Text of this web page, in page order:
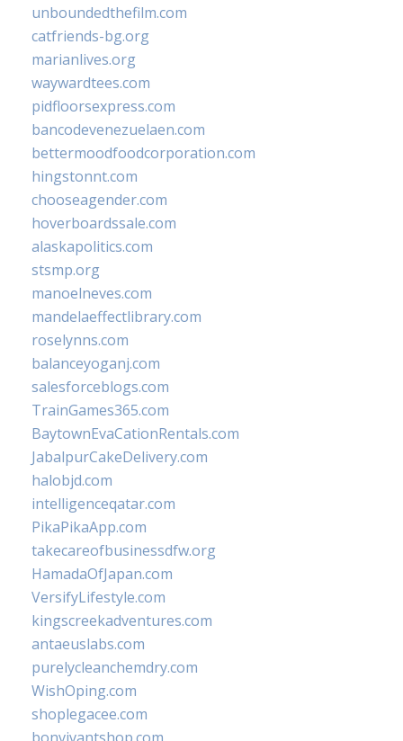
unboundedthefilm.com
catfriends-bg.org
marianlives.org
waywardtees.com
pidfloorsexpress.com
bancodevenezuelaen.com
bettermoodfoodcorporation.com
hingstonnt.com
chooseagender.com
hoverboardssale.com
alaskapolitics.com
stsmp.org
manoelneves.com
mandelaeffectlibrary.com
roselynns.com
balanceyoganj.com
salesforceblogs.com
TrainGames365.com
BaytownEvaCationRentals.com
JabalpurCakeDelivery.com
halobjd.com
intelligenceqatar.com
PikaPikaApp.com
takecareofbusinessdfw.org
HamadaOfJapan.com
VersifyLifestyle.com
kingscreekadventures.com
antaeuslabs.com
purelycleanchemdry.com
WishOping.com
shoplegacee.com